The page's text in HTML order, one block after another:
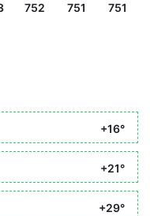
752 751 751
+16°
+21°
+29°